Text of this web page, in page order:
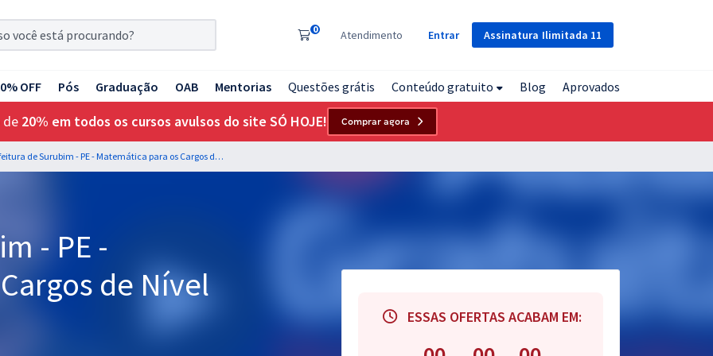
Assinatura Ilimitada 11
0 Atendimento Entrar
OFF Pós Graduação OAB Mentorias Questões grátis Conteúdo gratuito Blog Aprovados
de 20% em todos os cursos avulsos do site SÓ HOJE! Comprar agora
Prefeitura de Surubim - PE - Matemática para os Cargos de Nível Médio
- PE -
de Nível
ESSAS OFERTAS ACABAM EM: